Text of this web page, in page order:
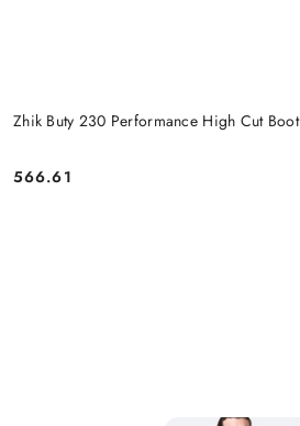
Zhik Buty 230 Performance High Cut Boot
Cena:
566.61